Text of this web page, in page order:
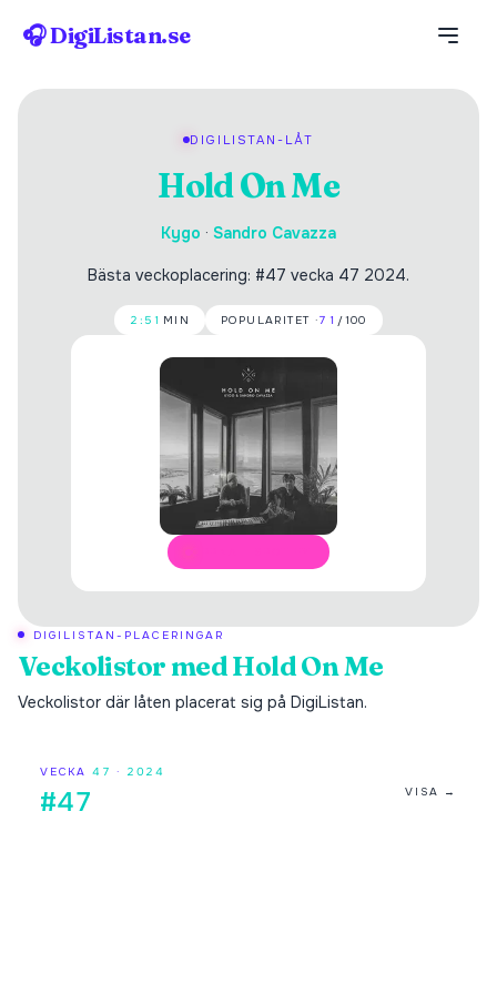
🎧 DigiListan.se
DIGILISTAN-LÅT
Hold On Me
Kygo · Sandro Cavazza
Bästa veckoplacering: #47 vecka 47 2024.
2:51 MIN POPULARITET ·71 /100
DIGILISTAN-PLACERINGAR
Veckolistor medHold On Me
Veckolistor där låten placerat sig på DigiListan.
VECKA 47 · 2024
#47 VISA →